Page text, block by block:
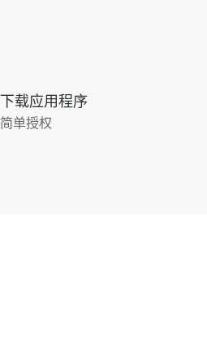
下载应用程序
简单授权